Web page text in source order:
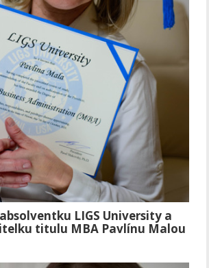
LIGS University a
titulu MBA Pavlínu Malou